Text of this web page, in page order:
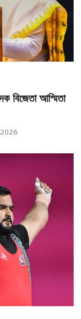
বিজেতা আস্মিতা